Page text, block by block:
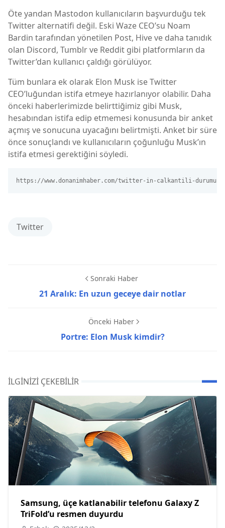
Öte yandan Mastodon kullanıcıların başvurduğu tek
Twitter alternatifi değil. Eski Waze CEO’su Noam
Bardin tarafından yönetilen Post, Hive ve daha tanıdık
olan Discord, Tumblr ve Reddit gibi platformların da
Twitter’dan kullanıcı çaldığı görülüyor.
Tüm bunlara ek olarak Elon Musk ise Twitter
CEO’luğundan istifa etmeye hazırlanıyor olabilir. Daha
önceki haberlerimizde belirttiğimiz gibi Musk,
hesabından istifa edip etmemesi konusunda bir anket
açmış ve sonucuna uyacağını belirtmişti. Anket bir süre
önce sonuçlandı ve kullanıcıların çoğunluğu Musk’ın
istifa etmesi gerektiğini söyledi.
https://www.donanimhaber.com/twitter-in-calkantili-durumu-
Twitter
Sonraki Haber
21 Aralık: En uzun geceye dair notlar
Önceki Haber
Portre: Elon Musk kimdir?
İLGINIZI ÇEKEBILIR
Samsung, üçe katlanabilir telefonu Galaxy Z
TriFold’u resmen duyurdu